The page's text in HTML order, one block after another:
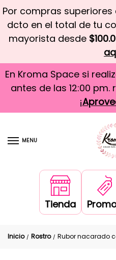
Por compras superiores
dcto en el total de tu
mayorista desde
En Kroma Space si
antes de las 12:00
¡
MENU
Tienda
Inicio / Rostro / Rubor nacarado